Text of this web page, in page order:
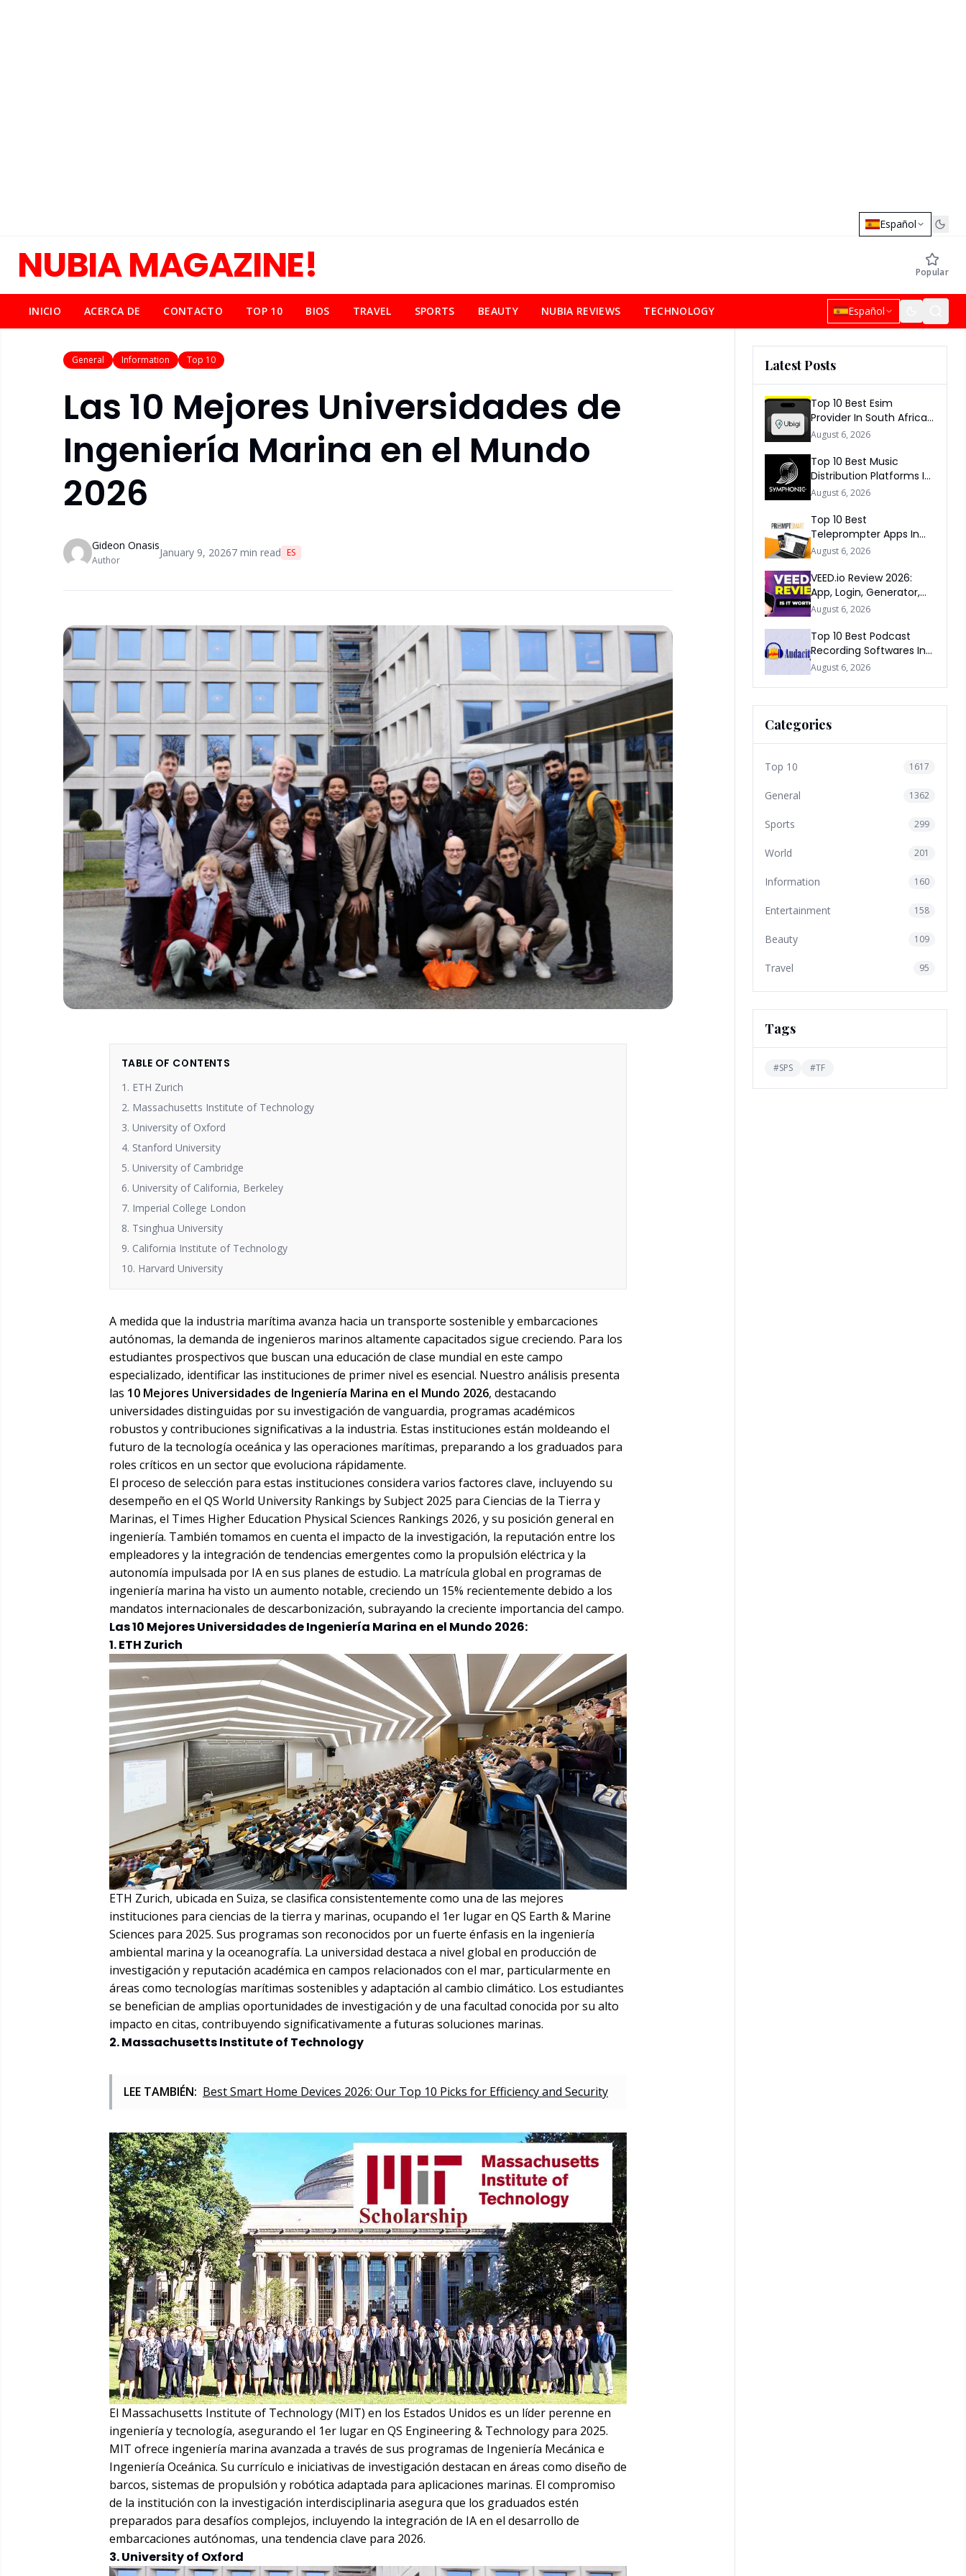
Español
NUBIA MAGAZINE! Popular
INICIO ACERCA DE CONTACTO TOP 10 BIOS TRAVEL SPORTS BEAUTY NUBIA REVIEWS TECHNOLOGY Español
General Information Top 10
Las 10 Mejores Universidades de
Ingeniería Marina en el Mundo
2026
Gideon Onasis
Author
January 9, 20267 min read ES
TABLE OF CONTENTS
1. ETH Zurich
2. Massachusetts Institute of Technology
3. University of Oxford
4. Stanford University
5. University of Cambridge
6. University of California, Berkeley
7. Imperial College London
8. Tsinghua University
9. California Institute of Technology
10. Harvard University
A medida que la industria marítima avanza hacia un transporte sostenible y embarcaciones
autónomas, la demanda de ingenieros marinos altamente capacitados sigue creciendo. Para los
estudiantes prospectivos que buscan una educación de clase mundial en este campo
especializado, identificar las instituciones de primer nivel es esencial. Nuestro análisis presenta
las 10 Mejores Universidades de Ingeniería Marina en el Mundo 2026, destacando
universidades distinguidas por su investigación de vanguardia, programas académicos
robustos y contribuciones significativas a la industria. Estas instituciones están moldeando el
futuro de la tecnología oceánica y las operaciones marítimas, preparando a los graduados para
roles críticos en un sector que evoluciona rápidamente.
El proceso de selección para estas instituciones considera varios factores clave, incluyendo su
desempeño en el QS World University Rankings by Subject 2025 para Ciencias de la Tierra y
Marinas, el Times Higher Education Physical Sciences Rankings 2026, y su posición general en
ingeniería. También tomamos en cuenta el impacto de la investigación, la reputación entre los
empleadores y la integración de tendencias emergentes como la propulsión eléctrica y la
autonomía impulsada por IA en sus planes de estudio. La matrícula global en programas de
ingeniería marina ha visto un aumento notable, creciendo un 15% recientemente debido a los
mandatos internacionales de descarbonización, subrayando la creciente importancia del campo.
Las 10 Mejores Universidades de Ingeniería Marina en el Mundo 2026:
1. ETH Zurich
ETH Zurich, ubicada en Suiza, se clasifica consistentemente como una de las mejores
instituciones para ciencias de la tierra y marinas, ocupando el 1er lugar en QS Earth & Marine
Sciences para 2025. Sus programas son reconocidos por un fuerte énfasis en la ingeniería
ambiental marina y la oceanografía. La universidad destaca a nivel global en producción de
investigación y reputación académica en campos relacionados con el mar, particularmente en
áreas como tecnologías marítimas sostenibles y adaptación al cambio climático. Los estudiantes
se benefician de amplias oportunidades de investigación y de una facultad conocida por su alto
impacto en citas, contribuyendo significativamente a futuras soluciones marinas.
2. Massachusetts Institute of Technology
LEE TAMBIÉN: Best Smart Home Devices 2026: Our Top 10 Picks for Efficiency and Security
El Massachusetts Institute of Technology (MIT) en los Estados Unidos es un líder perenne en
ingeniería y tecnología, asegurando el 1er lugar en QS Engineering & Technology para 2025.
MIT ofrece ingeniería marina avanzada a través de sus programas de Ingeniería Mecánica e
Ingeniería Oceánica. Su currículo e iniciativas de investigación destacan en áreas como diseño de
barcos, sistemas de propulsión y robótica adaptada para aplicaciones marinas. El compromiso
de la institución con la investigación interdisciplinaria asegura que los graduados estén
preparados para desafíos complejos, incluyendo la integración de IA en el desarrollo de
embarcaciones autónomas, una tendencia clave para 2026.
3. University of Oxford
Latest Posts
Top 10 Best Esim
Provider In South Africa
2026
August 6, 2026
Top 10 Best Music
Distribution Platforms In
The World 2026
August 6, 2026
Top 10 Best
Teleprompter Apps In
2026
August 6, 2026
VEED.io Review 2026:
App, Login, Generator,
Download, AI & FAQs
August 6, 2026
Top 10 Best Podcast
Recording Softwares In
2026
August 6, 2026
Categories
Top 10 1617
General 1362
Sports 299
World 201
Information 160
Entertainment 158
Beauty 109
Travel 95
Tags
#SPS #TF